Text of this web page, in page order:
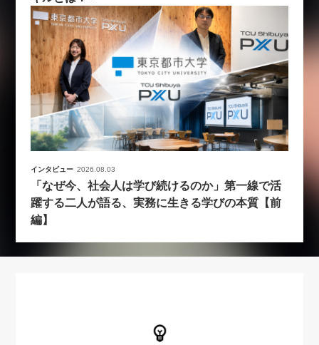
インタビュー 2026.08.03
「なぜ今、社会人は学び続けるのか」第一線で活
躍する二人が語る、実務に生きる学びの本質【前
編】